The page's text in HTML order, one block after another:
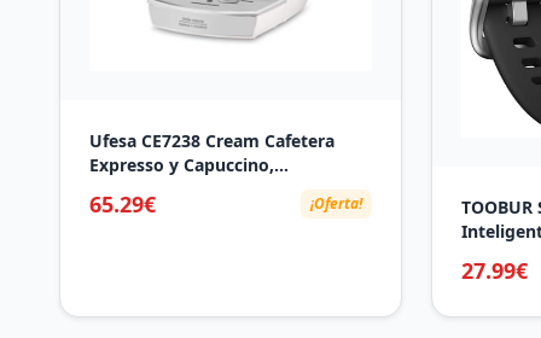
Ufesa CE7238 Cream Cafetera
Expresso y Capuccino,
Vaporizador Orientable, 20 Bares,
2 Modos: Café Molido o
65.29€ ¡Oferta!
27.99€